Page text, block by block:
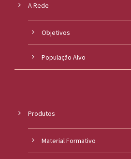
A Rede
Objetivos
População Alvo
Produtos
Material Formativo